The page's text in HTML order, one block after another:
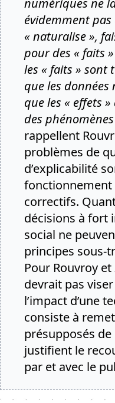
numériques ne
évidemment
« naturalise »,
pour des « faits
les « faits »
que les
que les « effets
des
rappellent
problèmes de
d’explicabilité
fonctionnement
correctifs.
décisions à fort
social ne
principes sous-
Pour Rouvroy et
devrait pas
l’impact d’une
consiste à
présupposés
justifient le
par et avec le